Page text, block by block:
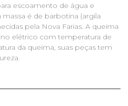
escoamento de água e
é de barbotina (argila
pela Nova Farias. A queima
elétrico com temperatura de
da queima, suas peças tem